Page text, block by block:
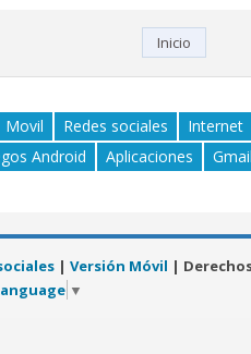
Inicio
Movil Redes sociales Internet
Android Aplicaciones Gmail
| Versión Móvil |
▼